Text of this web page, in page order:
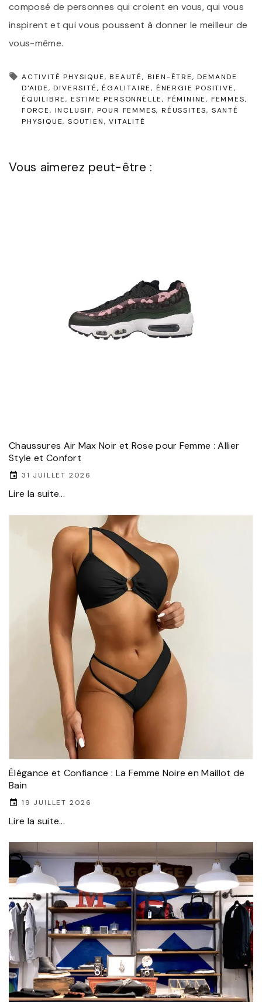
composé de personnes qui croient en vous, qui vous
inspirent et qui vous poussent à donner le meilleur de
vous-même.
ACTIVITÉ PHYSIQUE BEAUTÉ BIEN-ÊTRE
DEMANDE
D'AIDE
DIVERSITÉ ÉGALITAIRE ÉNERGIE POSITIVE
ÉQUILIBRE ESTIME PERSONNELLE FÉMININE FEMMES
FORCE
INCLUSIF POUR FEMMES RÉUSSITES SANTÉ
PHYSIQUE SOUTIEN VITALITÉ
Vous aimerez peut-être :
Chaussures Air Max Noir et Rose pour Femme : Allier
Style et Confort
31 JUILLET 2026
Lire la suite...
Élégance et Confiance : La Femme Noire en Maillot de
Bain
19 JUILLET 2026
Lire la suite...